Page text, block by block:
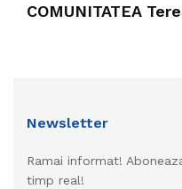
COMUNITATEA
Newsletter
Ramai informat!
timp real!